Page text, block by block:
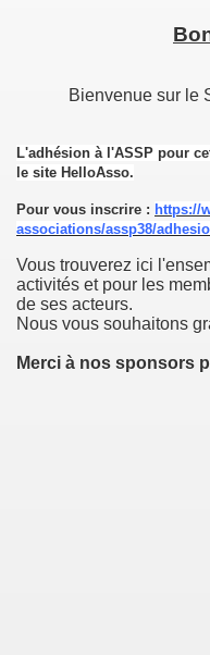
Bienvenue sur le
L'adhésion à l'ASSP pour
le site HelloAsso.
Pour vous inscrire : https://
associations/assp38/
Vous trouverez ici
activités et pour les
de ses acteurs.
Nous vous souhaitons
Merci à nos sponsors